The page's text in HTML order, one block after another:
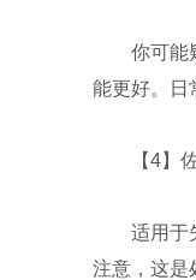
你可能
能更好。日
【4】
适用于
注意，这是